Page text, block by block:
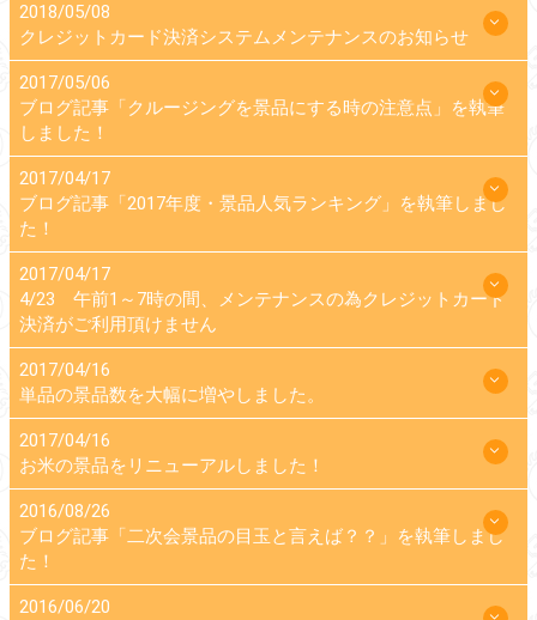
2018/05/08
クレジットカード決済システムメンテナンスのお知らせ
2017/05/06
ブログ記事「クルージングを景品にする時の注意点」を執筆
しました！
2017/04/17
ブログ記事「2017年度・景品人気ランキング」を執筆しまし
た！
2017/04/17
4/23 午前1～7時の間、メンテナンスの為クレジットカード
決済がご利用頂けません
2017/04/16
単品の景品数を大幅に増やしました。
2017/04/16
お米の景品をリニューアルしました！
2016/08/26
ブログ記事「二次会景品の目玉と言えば？？」を執筆しまし
た！
2016/06/20